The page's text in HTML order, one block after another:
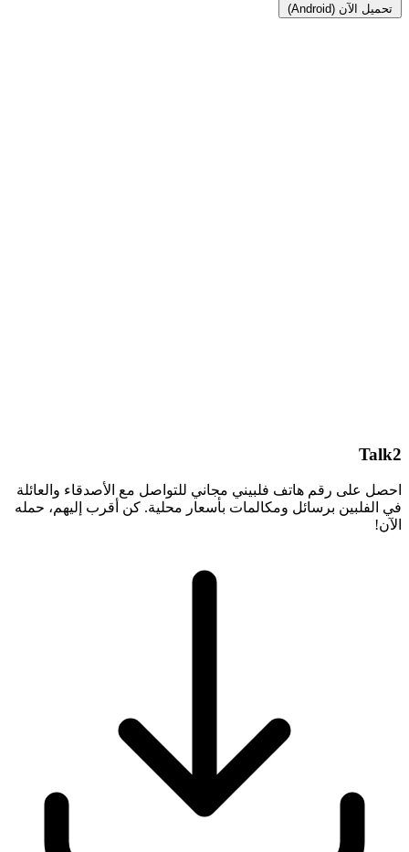
تحميل الآن (Android)
Talk2
احصل على رقم هاتف فلبيني مجاني للتواصل مع الأصدقاء والعائلة
في الفلبين برسائل ومكالمات بأسعار محلية. كن أقرب إليهم، حمله
الآن!